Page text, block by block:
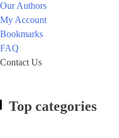
Our Authors
My Account
Bookmarks
FAQ
Contact Us
Top categories